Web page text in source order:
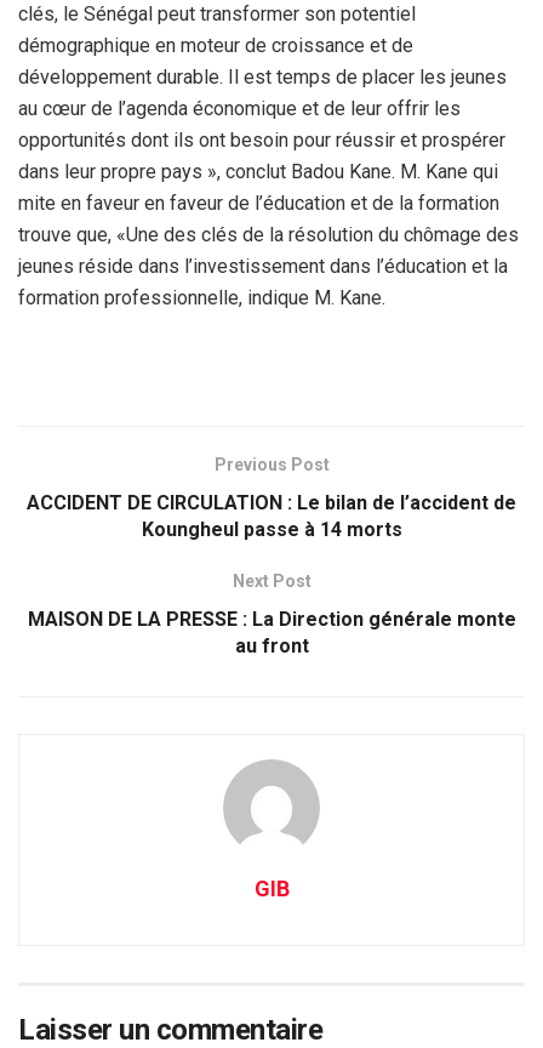
clés, le Sénégal peut transformer son potentiel
démographique en moteur de croissance et de
développement durable. Il est temps de placer les jeunes
au cœur de l’agenda économique et de leur offrir les
opportunités dont ils ont besoin pour réussir et prospérer
dans leur propre pays », conclut Badou Kane. M. Kane qui
mite en faveur en faveur de l’éducation et de la formation
trouve que, «Une des clés de la résolution du chômage des
jeunes réside dans l’investissement dans l’éducation et la
formation professionnelle, indique M. Kane.
Previous Post
ACCIDENT DE CIRCULATION : Le bilan de l’accident de
Koungheul passe à 14 morts
Next Post
MAISON DE LA PRESSE : La Direction générale monte
au front
GIB
Laisser un commentaire